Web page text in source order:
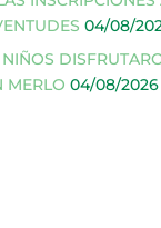
04/08/
MERLO 04/08/2026